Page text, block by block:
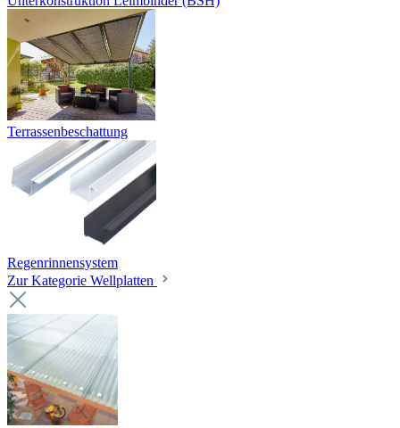
Terrassenbeschattung
Regenrinnensystem
Zur Kategorie Wellplatten